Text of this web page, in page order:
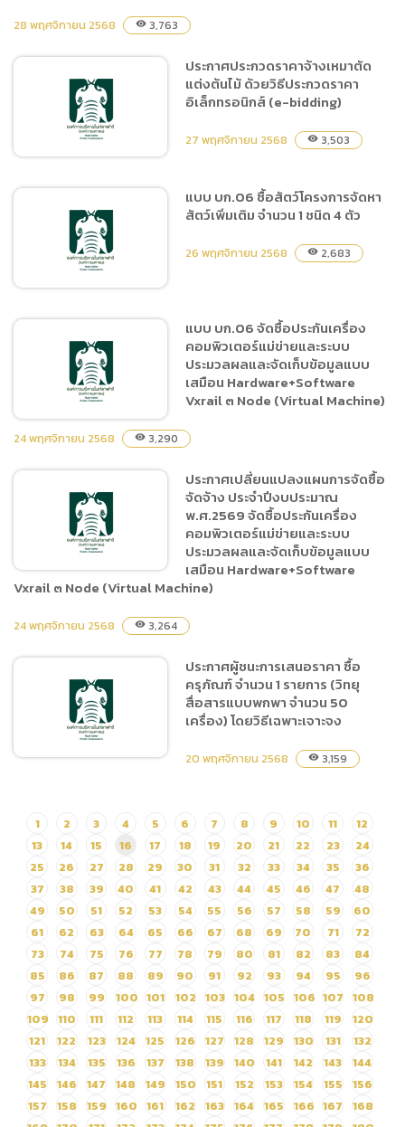
ประกาศเผยแพร่แผนการจัด
ซื้อจัดจ้าง ประจำปีงบประมาณ
พ.ศ.2569 แบบ บก.06 จ้าง
เหมาบริการรักษาความ
ปลอดภัยในพื้นที่สำนักงาน
เชียงใหม่ไนท์ซาฟารีประจำปี
งบประมาณพ.ศ.2569 ระยะ
28 พฤศจิกายน 2568 visibility 3,763
ประกาศประกวดราคาจ้าง
เหมาตัดแต่งต้นไม้ ด้วยวิธี
ประกวดราคาอิเล็กทรอนิกส์
(e-bidding)
ประกาศประกวดราคาจ้างเหมาตัด
แต่งต้นไม้ ด้วยวิธีประกวดราคา
อิเล็กทรอนิกส์ (e-bidding)
27 พฤศจิกายน 2568 visibility 3,503
แบบ บก.06 ซื้อสัตว์โครงการ
จัดหาสัตว์เพิ่มเติม จำนวน 1
แบบ บก.06 ซื้อสัตว์โครงการจัดหา
สัตว์เพิ่มเติม จำนวน 1 ชนิด 4 ตัว
26 พฤศจิกายน 2568 visibility 2,683
เครื่องคอมพิวเตอร์แม่ข่าย
และระบบประมวลผลและจัด
เก็บข้อมูลแบบเสมือน
Hardware+Software
Vxrail ๓ Node (Virtual
แบบ บก.06 จัดซื้อประกันเครื่อง
คอมพิวเตอร์แม่ข่ายและระบบ
ประมวลผลและจัดเก็บข้อมูลแบบ
เสมือน Hardware+Software
Vxrail ๓ Node (Virtual Machine)
24 พฤศจิกายน 2568 visibility 3,290
ประกาศเปลี่ยนแปลงแผนการ
จัดซื้อจัดจ้าง ประจำ
ปีงบประมาณ พ.ศ.2569 จัด
ซื้อประกันเครื่องคอมพิวเตอร์
แม่ข่ายและระบบประมวลผล
และจัดเก็บข้อมูลแบบเสมือน
Hardware+Software
ประกาศเปลี่ยนแปลงแผนการจัดซื้อ
จัดจ้าง ประจำปีงบประมาณ
พ.ศ.2569 จัดซื้อประกันเครื่อง
คอมพิวเตอร์แม่ข่ายและระบบ
ประมวลผลและจัดเก็บข้อมูลแบบ
เสมือน Hardware+Software
Vxrail ๓ Node (Virtual Machine)
24 พฤศจิกายน 2568 visibility 3,264
ประกาศผู้ชนะการเสนอราคา
ซื้อครุภัณฑ์ จำนวน 1 รายการ
(วิทยุสื่อสารแบบพกพา
จำนวน 50 เครื่อง) โดยวิธี
เฉพาะเจาะจง
ประกาศผู้ชนะการเสนอราคา ซื้อ
ครุภัณฑ์ จำนวน 1 รายการ (วิทยุ
สื่อสารแบบพกพา จำนวน 50
เครื่อง) โดยวิธีเฉพาะเจาะจง
20 พฤศจิกายน 2568 visibility 3,159
1 2 3 4 5 6 7 8 9 10 11
12
13
14 15 16 17 18 19 20 21 22 23
24
25
26 27 28 29 30 31 32 33 34 35
36
37
38 39 40 41 42 43 44 45 46 47
48
49
50 51 52 53 54 55 56 57 58 59
60
61
62 63 64 65 66 67 68 69 70 71
72
73
74 75 76 77 78 79 80 81 82 83
84
85
86 87 88 89 90 91 92 93 94 95
96
97
98 99 100 101 102 103 104 105 106 107 108
109 110 111 112 113 114 115 116 117 118 119
120
121
122 123 124 125 126 127 128 129 130 131
132
133
134 135 136 137 138 139 140 141 142 143
144
145
146 147 148 149 150 151 152 153 154 155
156
157
158 159 160 161 162 163 164 165 166 167
168